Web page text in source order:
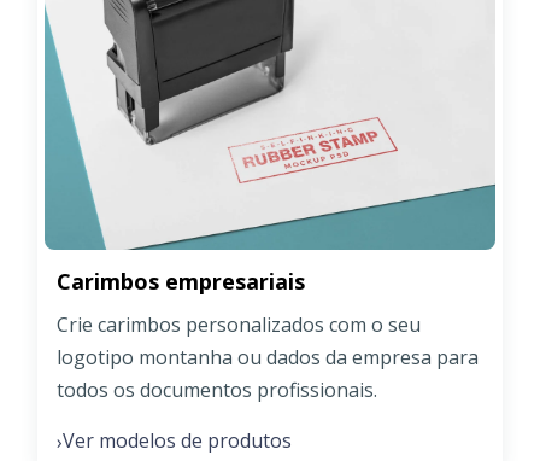
Carimbos empresariais
Crie carimbos personalizados com o seu
logotipo montanha ou dados da empresa para
todos os documentos profissionais.
›Ver modelos de produtos